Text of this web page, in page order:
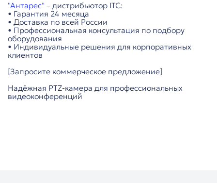
"Антарес" – дистрибьютор ITC:
• Гарантия 24 месяца
• Доставка по всей России
• Профессиональная консультация по подбору
оборудования
• Индивидуальные решения для корпоративных
клиентов
[Запросите коммерческое предложение]
Надёжная PTZ-камера для профессиональных
видеоконференций